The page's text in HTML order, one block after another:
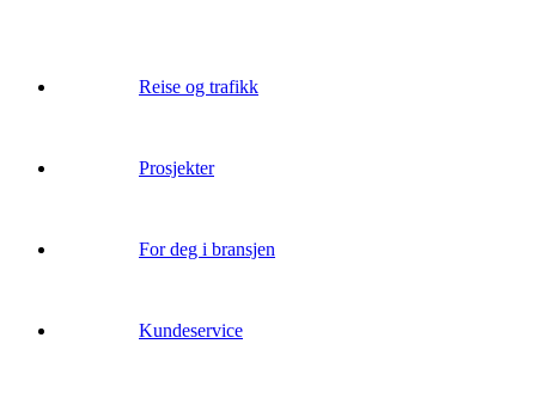
Reise og trafikk
Prosjekter
For deg i bransjen
Kundeservice